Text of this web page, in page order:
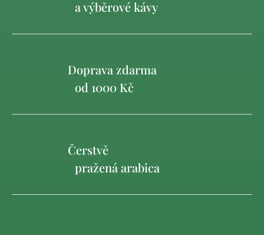
a výběrové kávy
Doprava zdarma
od 1000 Kč
Čerstvě
pražená arabica